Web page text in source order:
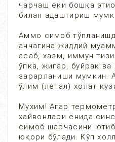
чарчаш ёки бошқа
билан адаштириш
Аммо симоб
анчагина жиддий
асаб, хазм, иммун
ўпка, жигар, буйрак
зарарланиши мумкин.
ўлим (летал) холат
Мухим! Агар
хайвонлари ёнида
симоб шарчасини
юқори бўлади. Кўп